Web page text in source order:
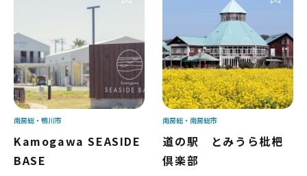
Kamogawa SEASIDE
BASE
南房総 鴨川市
道の駅 とみうら枇杷
倶楽部
南房総 南房総市